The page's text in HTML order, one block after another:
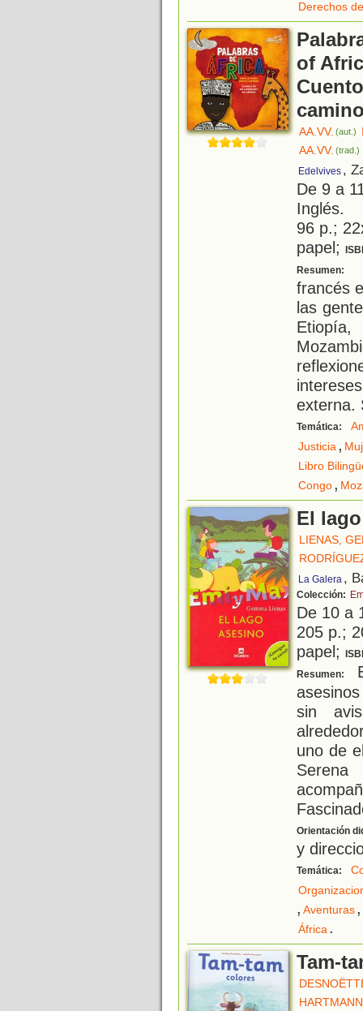
Derechos
of
AA.VV. (aut.)
AA.VV. (trad.)
Edelvives ,
De 9 a
Inglés.
96 p.;
papel;
Resumen:
francés
las
externa.
Temática:
Justicia,
Libro
Congo,
El
LIENAS,
La Galera ,
Colección:
De 10 a
205 p.;
papel;
Resumen:
sin
uno de
Orientación
y
Temática:
, Aventuras,
África.
Tam-